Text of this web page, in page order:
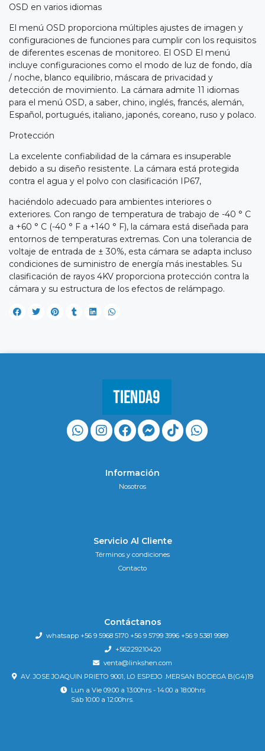
OSD en varios idiomas
El menú OSD proporciona múltiples ajustes de imagen y
configuraciones de funciones para cumplir con los requisitos
de diferentes escenas de monitoreo. El OSD El menú
incluye configuraciones como el modo de luz de fondo, día
/ noche, blanco equilibrio, máscara de privacidad y
detección de movimiento. La cámara admite 11 idiomas
para el menú OSD, a saber, chino, inglés, francés, alemán,
Español, portugués, italiano, japonés, coreano, ruso y polaco.
Protección
La excelente confiabilidad de la cámara es insuperable
debido a su diseño resistente. La cámara está protegida
contra el agua y el polvo con clasificación IP67,
haciéndolo adecuado para ambientes interiores o
exteriores. Con rango de temperatura de trabajo de -40 ° C
a +60 ° C (-40 ° F a +140 ° F), la cámara está diseñada para
entornos de temperaturas extremas. Con una tolerancia de
voltaje de entrada de ± 30%, esta cámara se adapta incluso
condiciones de suministro de energía más inestables. Su
clasificación de rayos 4KV proporciona protección contra la
cámara y su estructura de los efectos de relámpago.
Información
Nosotros
Servicio Al Cliente
Términos y condiciones
Contacto
Contáctanos
whatsapp +56 9 5968 5170 +56 9 5799 3996 +56 9 5381 9989
+56229210420
venta@linkshen.com
AV. JOSE JOAQUIN PRIETO 9001, LO ESPEJO .MERSAN BODEGA B(G4)19
Lun a Vie 09:00 a 13:00hrs - 14:00 a 18:00hrs
Sáb 10:00 a 12:00hrs.